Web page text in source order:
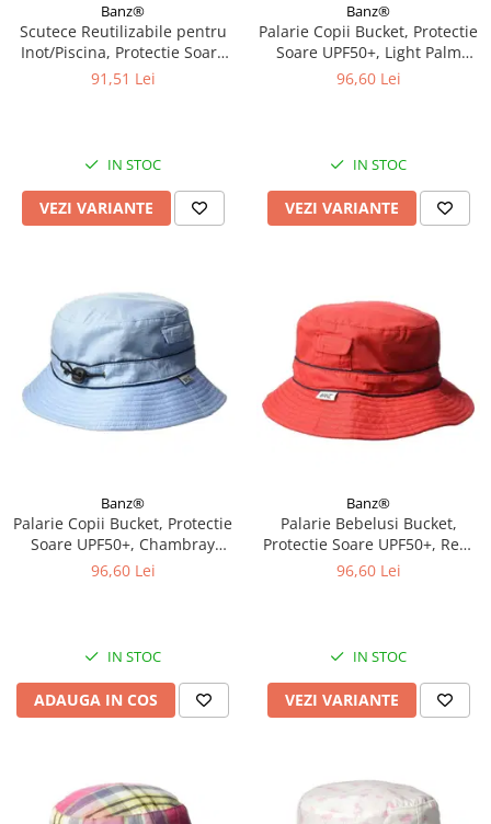
Banz®
Scutece Reutilizabile pentru
Inot/Piscina, Protectie Soare
UPF50+, Floral Pink, Diverse
91,51 Lei
IN STOC
VEZI VARIANTE
Banz®
Palarie Copii Bucket, Protectie
Soare UPF50+, Light Palm
Tree, Diverse marimi
96,60 Lei
IN STOC
VEZI VARIANTE
Banz®
Palarie Copii Bucket, Protectie
Soare UPF50+, Chambray
Blue, 2 - 4 ani
96,60 Lei
IN STOC
ADAUGA IN COS
Banz®
Palarie Bebelusi Bucket,
Protectie Soare UPF50+, Red,
Diverse marimi
96,60 Lei
IN STOC
VEZI VARIANTE